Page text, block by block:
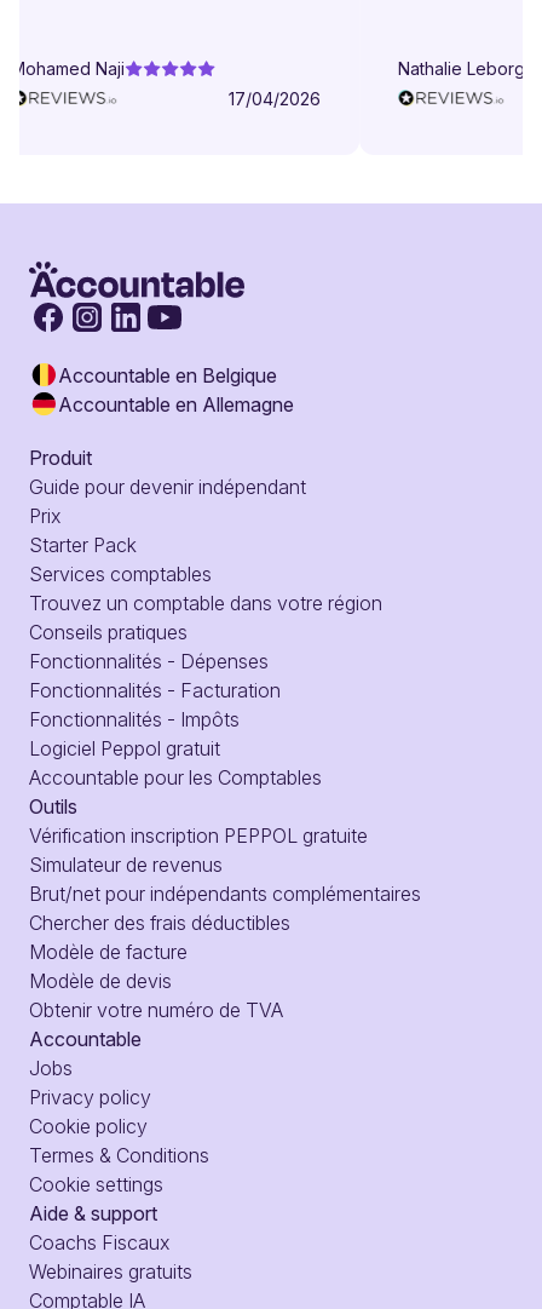
Mohamed Naji
17/04/2026
Nathalie Leborgne
Accountable en Belgique
Accountable en Allemagne
Produit
Guide pour devenir indépendant
Prix
Starter Pack
Services comptables
Trouvez un comptable dans votre région
Conseils pratiques
Fonctionnalités - Dépenses
Fonctionnalités - Facturation
Fonctionnalités - Impôts
Logiciel Peppol gratuit
Accountable pour les Comptables
Outils
Vérification inscription PEPPOL gratuite
Simulateur de revenus
Brut/net pour indépendants complémentaires
Chercher des frais déductibles
Modèle de facture
Modèle de devis
Obtenir votre numéro de TVA
Accountable
Jobs
Privacy policy
Cookie policy
Termes & Conditions
Cookie settings
Aide & support
Coachs Fiscaux
Webinaires gratuits
Comptable IA